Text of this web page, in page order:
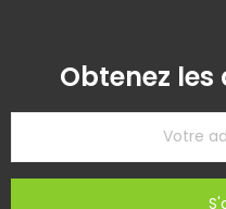
Obtenez les